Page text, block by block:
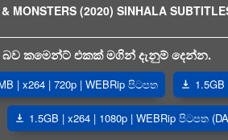
& MONSTERS (2020) SINHALA
කමෙන්ට් එකක් මගින් දැනුම් දෙන්න.
| x264 | 720p | WEBRip පිටපත
1.5GB | x264 | 1080p | WEBRip පිටපත